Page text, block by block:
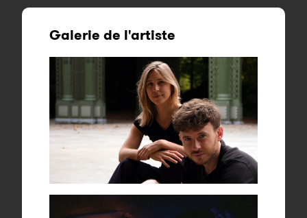
Galerie de l'artiste